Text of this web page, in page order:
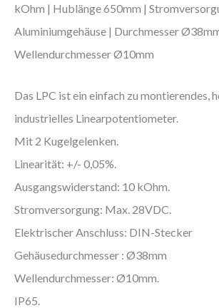
kOhm | Hublänge 650mm |
Aluminiumgehäuse | Durchmesser
Wellendurchmesser Ø10mm
Das LPC ist ein einfach zu montierendes,
industrielles Linearpotentiometer.
Mit 2 Kugelgelenken.
Linearität: +/- 0,05%.
Ausgangswiderstand: 10 kOhm.
Stromversorgung: Max. 28VDC.
Elektrischer Anschluss: DIN-Stecker
Gehäusedurchmesser : Ø38mm
Wellendurchmesser: Ø10mm.
IP65.